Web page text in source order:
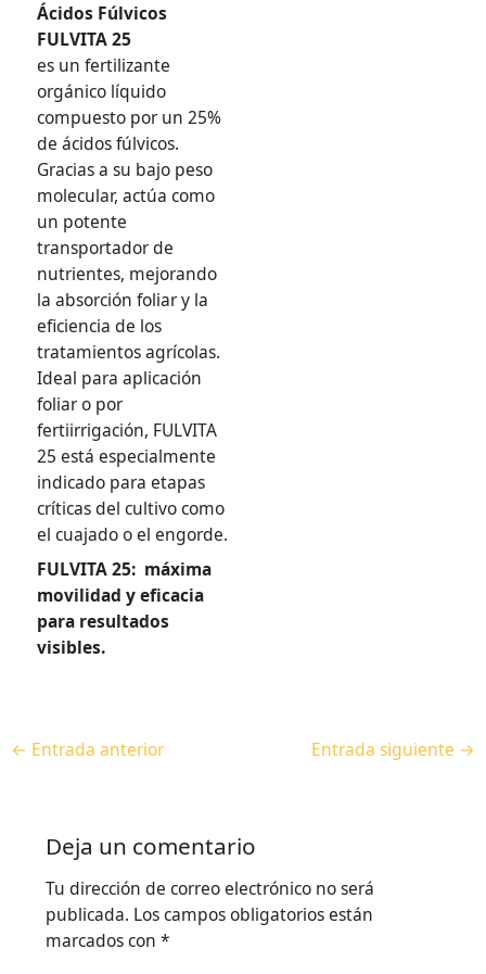
Ácidos Fúlvicos
FULVITA 25
es un fertilizante
orgánico líquido
compuesto por un 25%
de ácidos fúlvicos.
Gracias a su bajo peso
molecular, actúa como
un potente
transportador de
nutrientes, mejorando
la absorción foliar y la
eficiencia de los
tratamientos agrícolas.
Ideal para aplicación
foliar o por
fertiirrigación, FULVITA
25 está especialmente
indicado para etapas
críticas del cultivo como
el cuajado o el engorde.
FULVITA 25: máxima
movilidad y eficacia
para resultados
visibles.
← Entrada anterior Entrada siguiente →
Deja un comentario
Tu dirección de correo electrónico no será
publicada. Los campos obligatorios están
marcados con *